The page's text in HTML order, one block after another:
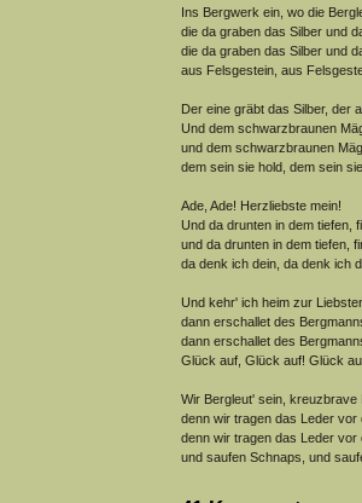
Ins Bergwerk ein, wo die
die da graben das Silber und
die da graben das Silber und
aus Felsgestein, aus
Der eine gräbt das Silber, der
Und dem schwarzbraunen
und dem schwarzbraunen
dem sein sie hold, dem sein
Ade, Ade! Herzliebste mein!
Und da drunten in dem tiefen,
und da drunten in dem tiefen,
da denk ich dein, da denk ich
Und kehr' ich heim zur
dann erschallet des
dann erschallet des
Glück auf, Glück auf! Glück
Wir Bergleut' sein, kreuzbrave
denn wir tragen das Leder vor
denn wir tragen das Leder vor
und saufen Schnaps, und